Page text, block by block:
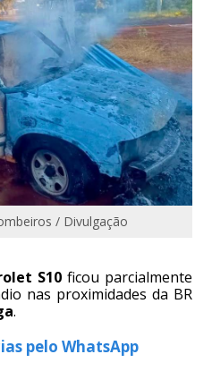
/ Divulgação
S10ficou parcialmente
nas proximidades da BR
.
pelo WhatsApp